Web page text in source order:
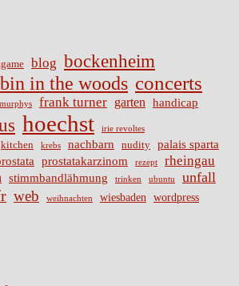
blog bockenheim
in the woods concerts
frank turner garten handicap
hoechst irie revoltes
kitchen krebs nachbarn nudity palais sparta
prostatakarzinom rezept rheingau
stimmbandlähmung trinken ubuntu unfall
web weihnachten wiesbaden wordpress